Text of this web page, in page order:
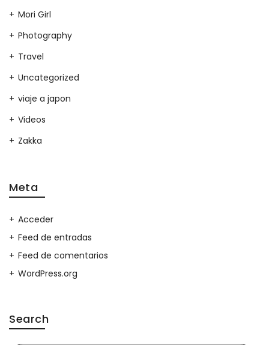
Mori Girl
Photography
Travel
Uncategorized
viaje a japon
Videos
Zakka
Meta
Acceder
Feed de entradas
Feed de comentarios
WordPress.org
Search